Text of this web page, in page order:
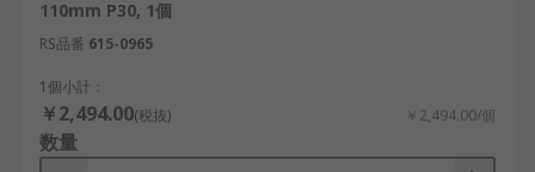
110mm P30, 1個
RS品番 615-0965
1個小計：
￥2,494.00(税抜) ￥2,494.00/個
数量